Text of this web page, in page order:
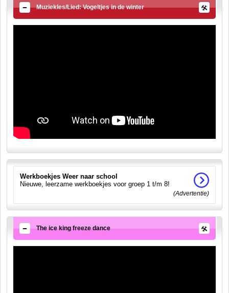
Muziekles/Lied: Vogeltjes in de winter
Werkboekjes Weer naar school
Nieuwe, leerzame werkboekjes voor groep 1 t/m 8!
(Advertentie)
The ice king freeze dance